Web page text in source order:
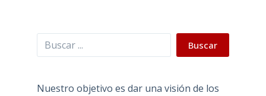
Buscar Buscar
Nuestro objetivo es dar una visión de los